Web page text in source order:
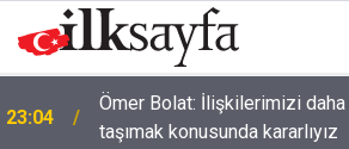
23:04
Ömer Bolat: İlişkilerimizi
taşımak konusunda kararlıyız